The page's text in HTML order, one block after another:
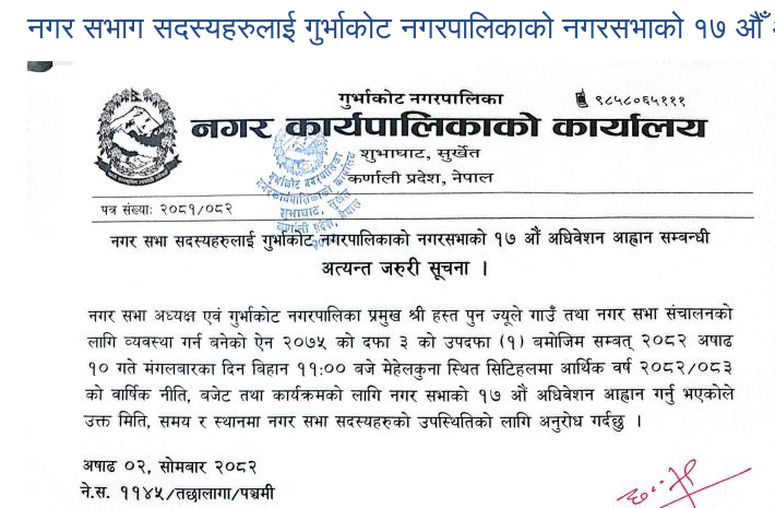
नगर सभाग सदस्यहरुलाई गुर्भाकोट नगरपालिकाको नगरसभाको १७